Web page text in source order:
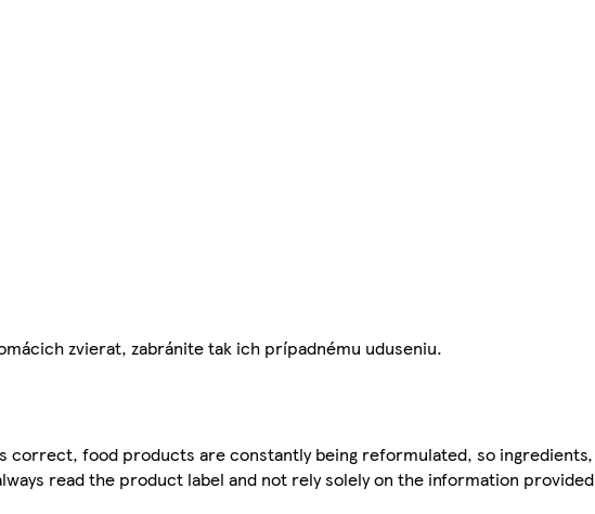
zvierat, zabránite tak ich prípadnému uduseniu.
correct, food products are constantly being reformulated, so ingredients,
read the product label and not rely solely on the information provided